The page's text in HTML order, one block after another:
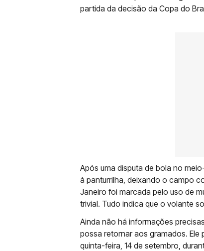
partida da decisão da Copa do
Após uma disputa de bola no
à panturrilha, deixando o campo
Janeiro foi marcada pelo uso de
trivial. Tudo indica que o volante
Ainda não há informações
possa retornar aos gramados. Ele
quinta-feira, 14 de setembro,